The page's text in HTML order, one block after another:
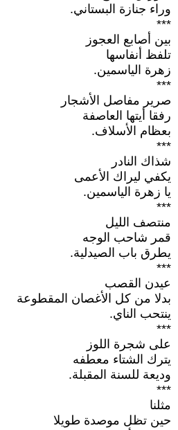
وراء جنازة البستاني.
***
بين أصابع العجوز
تلفظ أنفاسها
زهرة الياسمين.
***
صرير مفاصل الأشجار
رفقا أيتها العاصفة
بعظام الأسلاف.
***
شذاك النادر
يكفي ليراك الأعمى
يا زهرة الياسمين.
***
منتصف الليل
قمر شاحب الوجه
يطرق باب الصيدلية.
***
عيدن القصب
بدلا من كل الأغصان المقطوعة
ينتحب الناي.
***
على شجرة اللوز
يترك الشتاء معطفه
وديعة للسنة المقبلة.
***
مثلنا
حين تظل موصدة طويلا